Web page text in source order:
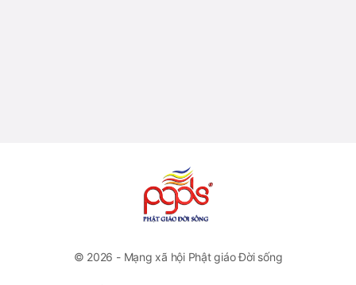
© 2026 - Mạng xã hội Phật giáo Đời sống